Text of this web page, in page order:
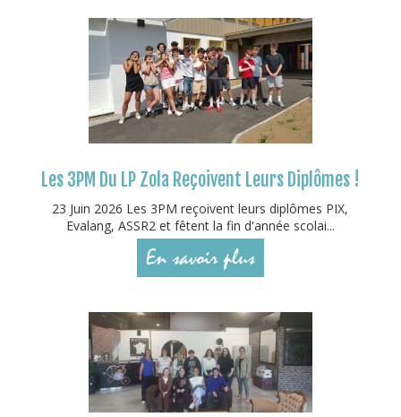
Les 3PM Du LP Zola Reçoivent Leurs Diplômes !
23 Juin 2026 Les 3PM reçoivent leurs diplômes PIX,
Evalang, ASSR2 et fêtent la fin d'année scolai...
En savoir plus